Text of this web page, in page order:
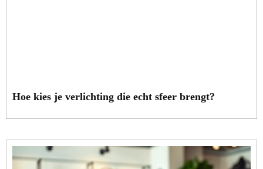
Hoe kies je verlichting die echt sfeer brengt?